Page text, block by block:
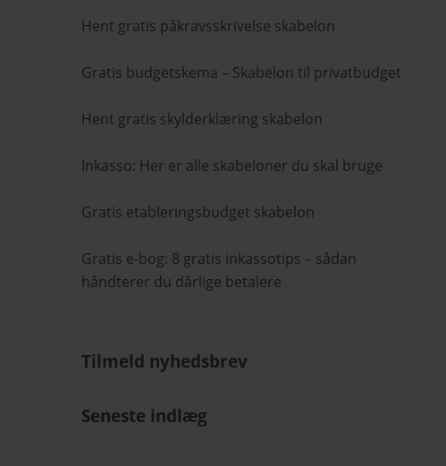
Hent gratis påkravsskrivelse skabelon
Gratis budgetskema – Skabelon til privatbudget
Hent gratis skylderklæring skabelon
Inkasso: Her er alle skabeloner du skal bruge
Gratis etableringsbudget skabelon
Gratis e-bog: 8 gratis inkassotips – sådan
håndterer du dårlige betalere
Tilmeld nyhedsbrev
Seneste indlæg